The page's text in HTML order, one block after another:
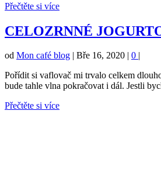
Přečtěte si více
CELOZRNNÉ
od Mon café blog | Bře 16, 2020 | 0 |
Pořídit si vaflovač mi trvalo celkem
bude tahle vlna pokračovat i dál. Jestli
Přečtěte si více